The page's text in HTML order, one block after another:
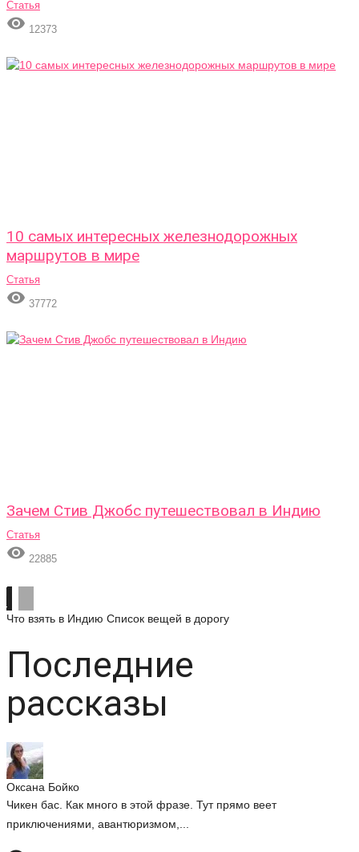
Статья
 12373
10 самых интересных железнодорожных
маршрутов в мире
Статья
 37772
Зачем Стив Джобс путешествовал в Индию
Статья
 22885
Что взять в Индию Список вещей в дорогу
Последние
рассказы
Оксана Бойко
Чикен бас. Как много в этой фразе. Тут прямо веет
приключениями, авантюризмом,...